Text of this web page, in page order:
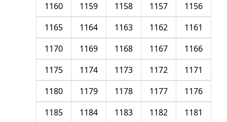
1156
1157
1158
1159
1160
1161
1162
1163
1164
1165
1166
1167
1168
1169
1170
1171
1172
1173
1174
1175
1176
1177
1178
1179
1180
1181
1182
1183
1184
1185